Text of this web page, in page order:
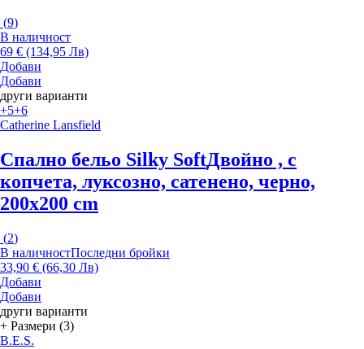
(9)
В наличност
69 € (134,95 Лв)
Добави
Добави
други варианти
+5+6
Catherine Lansfield
Спално бельо Silky SoftДвойно , с
копчета, луксозно, сатенено, черно,
200x200 cm
(2)
В наличностПоследни бройки
33,90 € (66,30 Лв)
Добави
Добави
други варианти
+ Размери (3)
B.E.S.